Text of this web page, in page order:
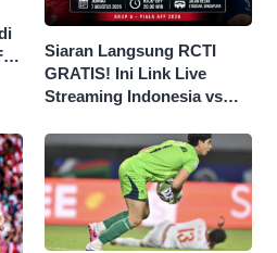
Siaran Langsung RCTI
GRATIS! Ini Link Live
Streaming Indonesia vs
2026